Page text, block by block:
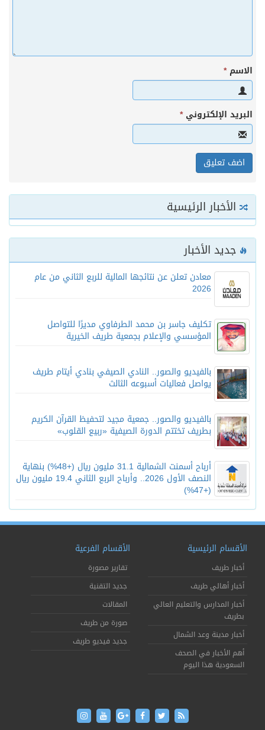
الاسم*
البريد الإلكتروني*
الأخبار الرئيسية
جديد الأخبار
معادن تعلن عن نتائجها المالية للربع الثاني من عام
2026
تكليف جاسر بن محمد الطرفاوي مديرًا للتواصل
المؤسسي والإعلام بجمعية طريف الخيرية
بالفيديو والصور.. النادي الصيفي بنادي أيتام طريف
يواصل فعاليات أسبوعه الثالث
بالفيديو والصور.. جمعية مجيد لتحفيظ القرآن الكريم
بطريف تختتم الدورة الصيفية «ربيع القلوب»
أرباح أسمنت الشمالية 31.1 مليون ريال (+48%) بنهاية
النصف الأول 2026.. وأرباح الربع الثاني 19.4 مليون ريال
(+47%)
الأقسام الرئيسية
أخبار طريف
أخبار أهالي طريف
أخبار المدارس والتعليم العالي
بطريف
أخبار مدينة وعد الشمال
أهم الأخبار في الصحف
السعودية هذا اليوم
الأقسام الفرعية
تقارير مصورة
جديد التقنية
المقالات
صورة من طريف
جديد فيديو طريف